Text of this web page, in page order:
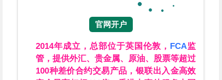
官网开户
2014年成立，总部位于英国伦敦， FCA监
管，提供外汇、贵金属、原油、股票等超过
100种差价合约交易产品，银联出入金高效